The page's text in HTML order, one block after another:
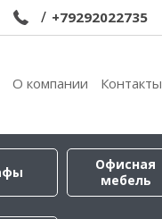
/ +79292022735
О компании Контакты
Офисная
мебель